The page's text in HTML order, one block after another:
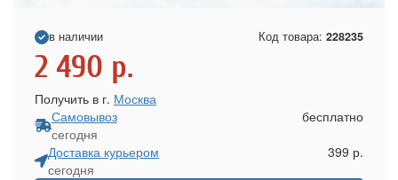
в наличии Код товара: 228235
2 490 р.
Получить в г. Москва
Самовывоз
сегодня
бесплатно
Доставка курьером
сегодня
399 р.